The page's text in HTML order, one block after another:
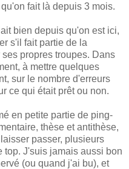
fait là depuis 3 mois.
bien depuis qu'on est ici,
s'il fait partie de la
propres troupes. Dans
à mettre quelques
sur le nombre d'erreurs
ce qui était prêt ou non.
en petite partie de ping-
thèse et antithèse,
passer, plusieurs
top. J'suis jamais aussi bon
(ou quand j'ai bu), et